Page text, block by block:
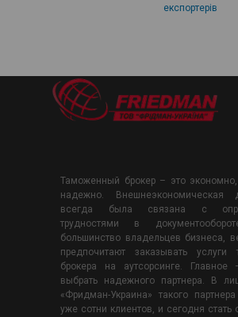
експортерів
Таможенный брокер – это
надежно. Внешнеэкономическая
всегда была связана с
трудностями в
большинство владельцев бизнеса,
предпочитают заказывать услуги
брокера на аутсорсинге. Главное
выбрать надежного партнера. В
«Фридман-Украина» такого
уже сотни клиентов, и сегодня стать